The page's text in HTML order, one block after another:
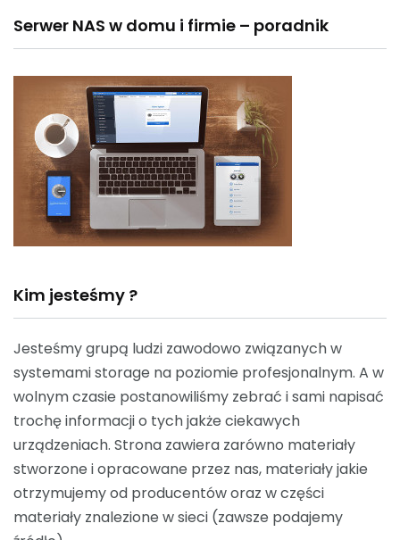
Serwer NAS w domu i firmie – poradnik
Kim jesteśmy ?
Jesteśmy grupą ludzi zawodowo związanych w
systemami storage na poziomie profesjonalnym. A w
wolnym czasie postanowiliśmy zebrać i sami napisać
trochę informacji o tych jakże ciekawych
urządzeniach. Strona zawiera zarówno materiały
stworzone i opracowane przez nas, materiały jakie
otrzymujemy od producentów oraz w części
materiały znalezione w sieci (zawsze podajemy